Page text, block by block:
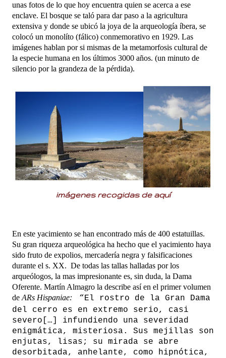
unas fotos de lo que hoy encuentra quien se acerca a ese
enclave. El bosque se taló para dar paso a la agricultura
extensiva y donde se ubicó la joya de la arqueología íbera, se
colocó un monolíto (fálico) conmemorativo en 1929. Las
imágenes hablan por si mismas de la metamorfosis cultural de
la especie humana en los últimos 3000 años. (un minuto de
silencio por la grandeza de la pérdida).
imágenes recogidas de aquí
En este yacimiento se han encontrado más de 400 estatuillas.
Su gran riqueza arqueológica ha hecho que el yacimiento haya
sido fruto de expolios, mercadería negra y falsificaciones
durante el s. XX. De todas las tallas halladas por los
arqueólogos, la mas impresionante es, sin duda, la Dama
Oferente. Martín Almagro la describe así en el primer volumen
de ARs Hispaniae:
“El rostro de la Gran Dama
del cerro es en extremo serio, casi
severo[…] infundiendo una severidad
enigmática, misteriosa. Sus mejillas son
enjutas, lisas; su mirada se abre
desorbitada, anhelante, como hipnótica,